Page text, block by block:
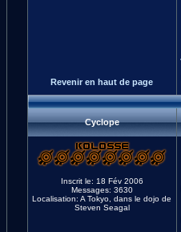
Revenir en haut de page
Cyclope
Inscrit le: 18 Fév 2006
Messages: 3630
Localisation: A Tokyo, dans le dojo de
Steven Seagal